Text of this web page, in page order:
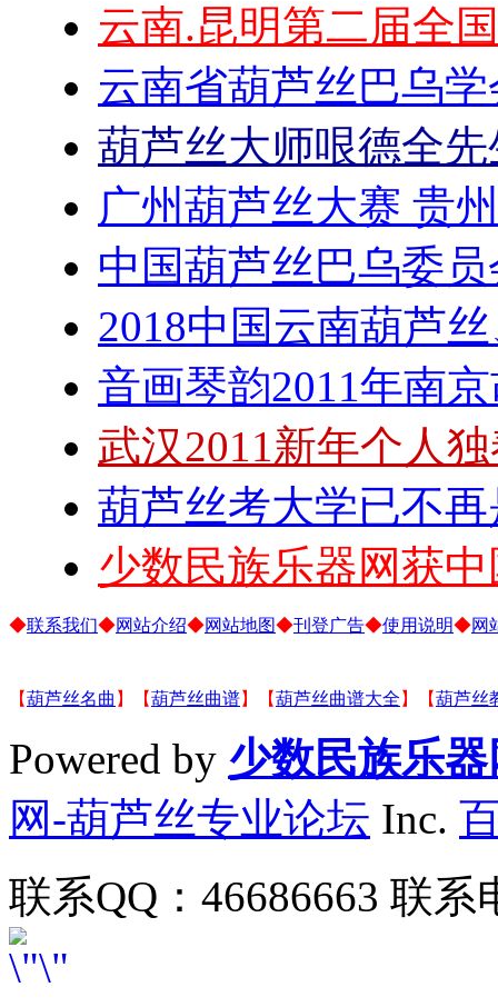
云南.昆明第二届全
云南省葫芦丝巴乌
葫芦丝大师哏德全先
广州葫芦丝大赛 贵
中国葫芦丝巴乌委
2018中国云南葫芦
音画琴韵2011年南
武汉2011新年个人
葫芦丝考大学已不
少数民族乐器网获
◆联系我们◆网站介绍◆网站地图◆刊登广告◆使用说明◆网
【葫芦丝名曲 】【葫芦丝曲谱】【葫芦丝曲谱大全 】【葫芦丝
Powered by 少数民族乐器
网-葫芦丝专业论坛 Inc.
联系QQ：46686663 联